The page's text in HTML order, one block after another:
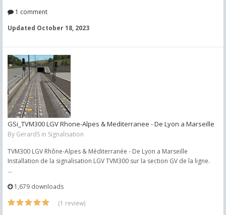
1 comment
Updated October 18, 2023
GSi_TVM300 LGV Rhone-Alpes & Mediterranee - De Lyon a Marseille
By GerardS in Signalisation
TVM300 LGV Rhône-Alpes & Méditerranée - De Lyon a Marseille
Installation de la signalisation LGV TVM300 sur la section GV de la ligne.
...
1,679 downloads
(1 review)